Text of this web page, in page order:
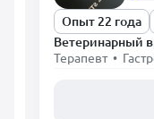
Опыт 22 года
Ветеринарный
Терапевт •